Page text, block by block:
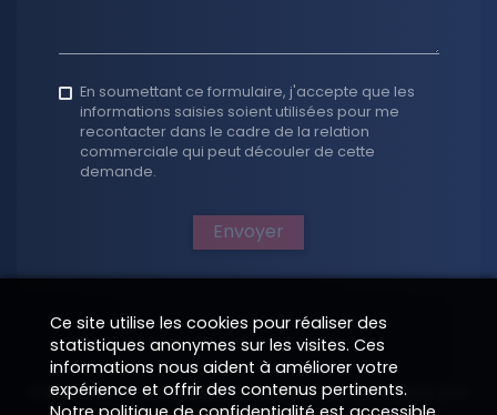
En soumettant ce formulaire, j'accepte que les
informations saisies soient utilisées pour me
recontacter dans le cadre de la relation
commerciale qui peut découler de cette
demande.
Envoyer
Plateforme numérique propulsée et optimisée par
Ce site utilise les cookies pour réaliser des
statistiques anonymes sur les visites. Ces
informations nous aident à améliorer votre
expérience et offrir des contenus pertinents.